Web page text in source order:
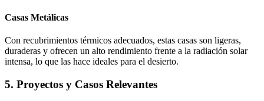
Casas Metálicas
Con recubrimientos térmicos adecuados, estas casas son ligeras,
duraderas y ofrecen un alto rendimiento frente a la radiación solar
intensa, lo que las hace ideales para el desierto.
5. Proyectos y Casos Relevantes